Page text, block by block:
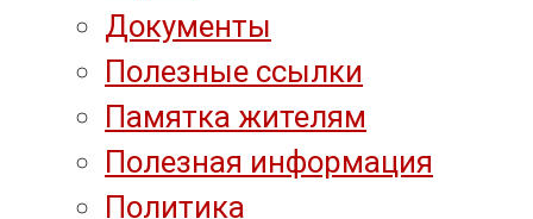
Документы
Полезные ссылки
Памятка жителям
Полезная информация
Политика